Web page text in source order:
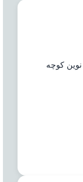
نوین کوچه